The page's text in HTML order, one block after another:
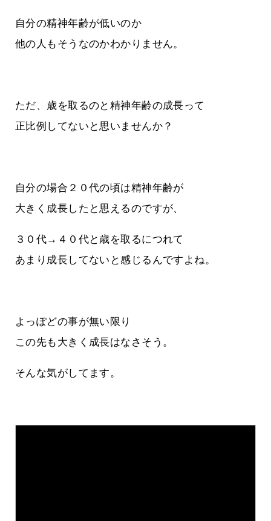
自分の精神年齢が低いのか
他の人もそうなのかわかりません。
ただ、歳を取るのと精神年齢の成長って
正比例してないと思いませんか？
自分の場合２０代の頃は精神年齢が
大きく成長したと思えるのですが、
３０代→４０代と歳を取るにつれて
あまり成長してないと感じるんですよね。
よっぽどの事が無い限り
この先も大きく成長はなさそう。
そんな気がしてます。